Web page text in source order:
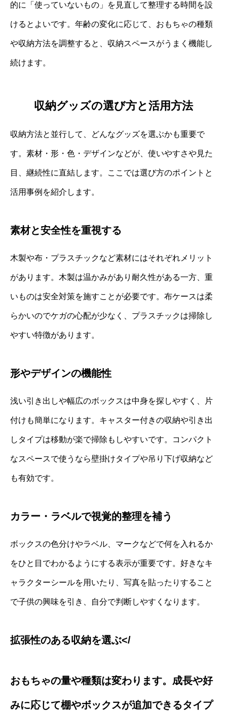
的に「使っていないもの」を見直して整理する時間を設
けるとよいです。年齢の変化に応じて、おもちゃの種類
や収納方法を調整すると、収納スペースがうまく機能し
続けます。
収納グッズの選び方と活用方法
収納方法と並行して、どんなグッズを選ぶかも重要で
す。素材・形・色・デザインなどが、使いやすさや見た
目、継続性に直結します。ここでは選び方のポイントと
活用事例を紹介します。
素材と安全性を重視する
木製や布・プラスチックなど素材にはそれぞれメリット
があります。木製は温かみがあり耐久性がある一方、重
いものは安全対策を施すことが必要です。布ケースは柔
らかいのでケガの心配が少なく、プラスチックは掃除し
やすい特徴があります。
形やデザインの機能性
浅い引き出しや幅広のボックスは中身を探しやすく、片
付けも簡単になります。キャスター付きの収納や引き出
しタイプは移動が楽で掃除もしやすいです。コンパクト
なスペースで使うなら壁掛けタイプや吊り下げ収納など
も有効です。
カラー・ラベルで視覚的整理を補う
ボックスの色分けやラベル、マークなどで何を入れるか
をひと目でわかるようにする表示が重要です。好きなキ
ャラクターシールを用いたり、写真を貼ったりすること
で子供の興味を引き、自分で判断しやすくなります。
拡張性のある収納を選ぶ</
おもちゃの量や種類は変わります。成長や好
みに応じて棚やボックスが追加できるタイプ